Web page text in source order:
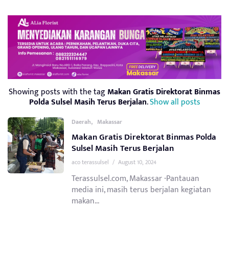
Showing posts with the tagMakan Gratis Direktorat Binmas
Polda Sulsel Masih Terus Berjalan.Show all posts
Daerah, Makassar
Makan Gratis Direktorat Binmas Polda
Sulsel Masih Terus Berjalan
aco terassulsel / August 10, 2024
Terassulsel.com, Makassar -Pantauan
media ini, masih terus berjalan kegiatan
makan...